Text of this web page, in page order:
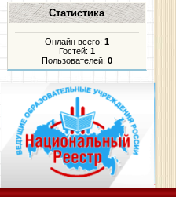
Статистика
Онлайн всего: 1
Гостей: 1
Пользователей: 0